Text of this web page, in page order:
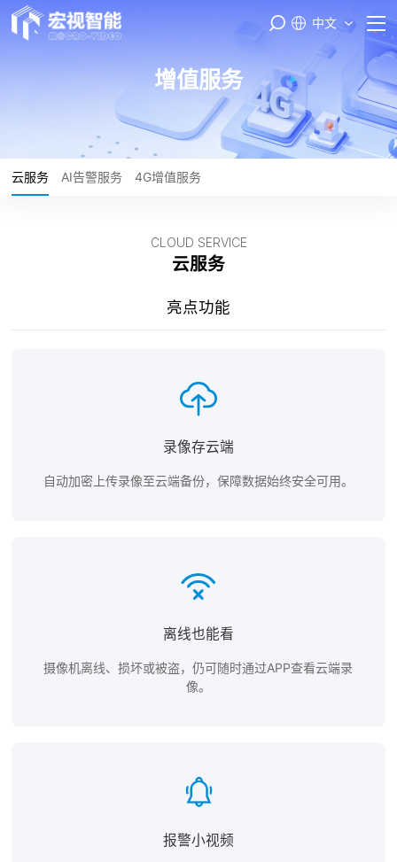
产品与服务
中文
增值服务
云服务 AI告警服务 4G增值服务
CLOUD SERVICE
云服务
亮点功能
录像存云端
自动加密上传录像至云端备份，保障数据始终安全可用。
离线也能看
摄像机离线、损坏或被盗，仍可随时通过APP查看云端录
像。
报警小视频